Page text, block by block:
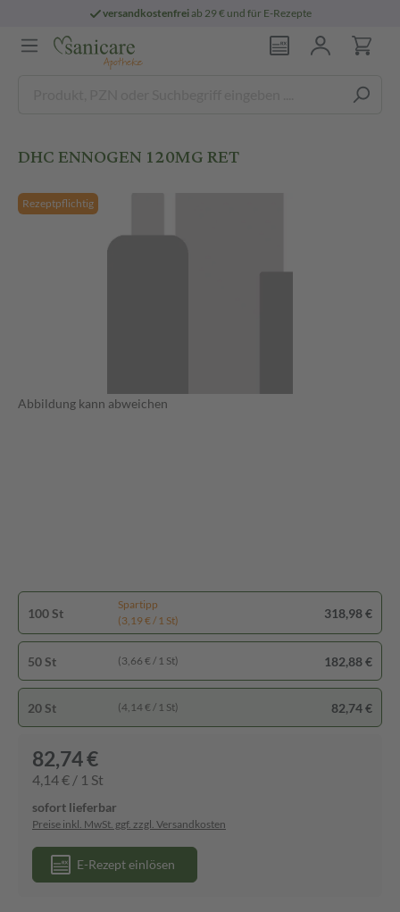
versandkostenfreiab 29 € und für E-Rezepte
DHC ENNOGEN 120MG RET
Rezeptpflichtig
Abbildung kann abweichen
100 St
Spartipp
(3,19 € / 1 St)
318,98 €
50 St (3,66 € / 1 St) 182,88 €
20 St (4,14 € / 1 St) 82,74 €
82,74 €
4,14 € / 1 St
sofort lieferbar
Preise inkl. MwSt. ggf. zzgl. Versandkosten
E-Rezept einlösen